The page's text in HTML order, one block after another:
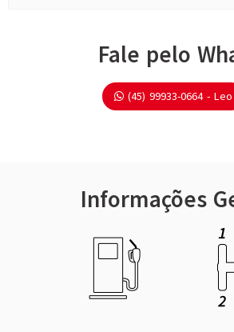
Fale pelo
(45) 99933-0664 - Leo
Informações